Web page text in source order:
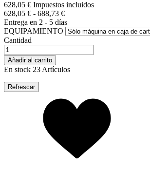
628,05 € Impuestos incluidos
628,05 € - 688,73 €
Entrega en 2 - 5 días
EQUIPAMIENTO
Cantidad
Añadir al carrito
En stock 23 Artículos